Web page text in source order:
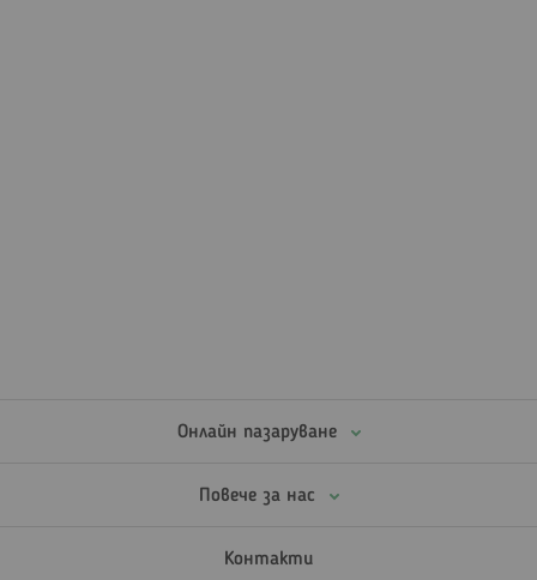
Онлайн пазаруване
Повече за нас
Контакти